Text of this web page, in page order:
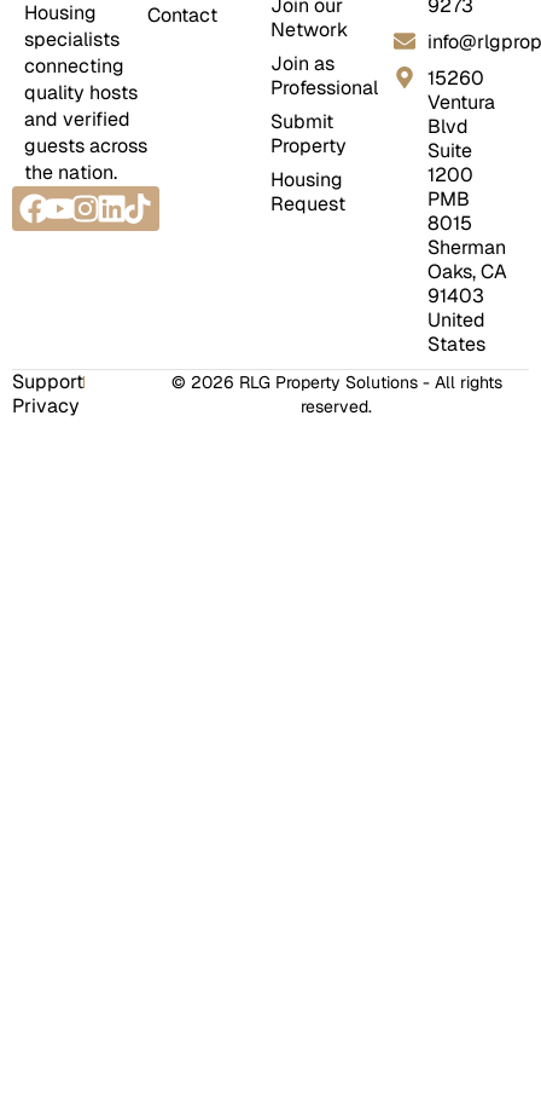
Housing
specialists
connecting
quality hosts
and verified
guests across
the nation.
Facebook
Youtube
Instagram
Linkedin
Tiktok
Contact
Join our
Network
Join as
Professional
Submit
Property
Housing
Request
9273
15260
Ventura
Blvd
Suite
1200
PMB
8015
Sherman
Oaks, CA
91403
United
States
© 2026 RLG Property Solutions - All rights
reserved.
Support
Privacy